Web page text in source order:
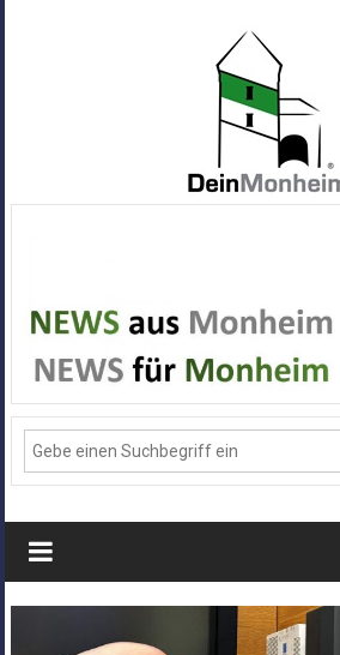
Alle
News
aus
Deiner
Stadt
Monheim